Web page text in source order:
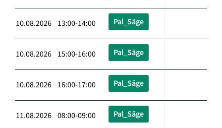
10.08.2026 13:00-14:00 Pal_Säge
10.08.2026 15:00-16:00 Pal_Säge
10.08.2026 16:00-17:00 Pal_Säge
11.08.2026 08:00-09:00 Pal_Säge